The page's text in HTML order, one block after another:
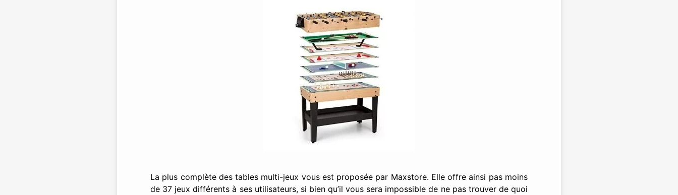
La plus complète des tables multi-jeux vous est proposée par Maxstore. Elle offre ainsi pas moins
de 37 jeux différents à ses utilisateurs, si bien qu’il vous sera impossible de ne pas trouver de quoi